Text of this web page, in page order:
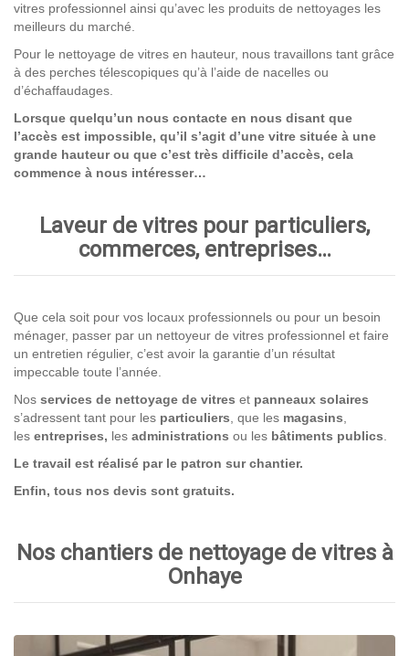
vitres professionnel ainsi qu’avec les produits de nettoyages les
meilleurs du marché.
Pour le nettoyage de vitres en hauteur, nous travaillons tant grâce
à des perches télescopiques qu’à l’aide de nacelles ou
d’échaffaudages.
Lorsque quelqu’un nous contacte en nous disant que
l’accès est impossible, qu’il s’agit d’une vitre située à une
grande hauteur ou que c’est très difficile d’accès, cela
commence à nous intéresser…
Laveur de vitres pour particuliers,
commerces, entreprises…
Que cela soit pour vos locaux professionnels ou pour un besoin
ménager, passer par un nettoyeur de vitres professionnel et faire
un entretien régulier, c’est avoir la garantie d’un résultat
impeccable toute l’année.
Nos services de nettoyage de vitres et panneaux solaires
s’adressent tant pour les particuliers , que les magasins
les entreprises, les administrations ou les bâtiments publics
Le travail est réalisé par le patron sur chantier.
Enfin, tous nos devis sont gratuits.
Nos chantiers de nettoyage de vitres à
Onhaye